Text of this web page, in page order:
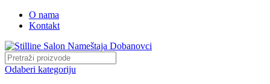
O nama
Kontakt
Odaberi kategoriju